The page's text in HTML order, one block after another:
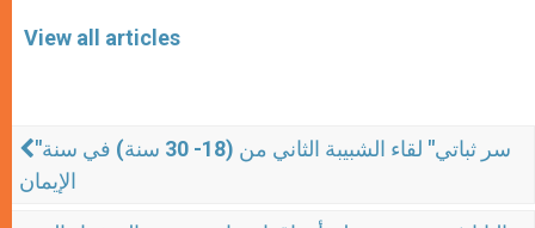
View all articles
"سر ثباتي" لقاء الشبيبة الثاني من (18- 30 سنة) في سنة
الإيمان